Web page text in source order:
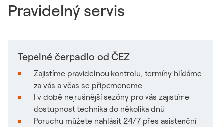
Pravidelný servis
Tepelné čerpadlo od ČEZ
Zajistíme pravidelnou kontrolu, termíny hlídáme
za vás a včas se připomeneme
I v době nejrušnější sezóny pro vás zajistíme
dostupnost technika do několika dnů
Poruchu můžete nahlásit 24/7 přes asistenční